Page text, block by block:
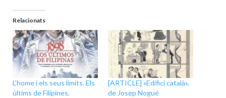
Relacionats
L’home i els seus límits. Els
últims de Filipines,
[ARTICLE] «Edifici català»,
de Josep Nogué